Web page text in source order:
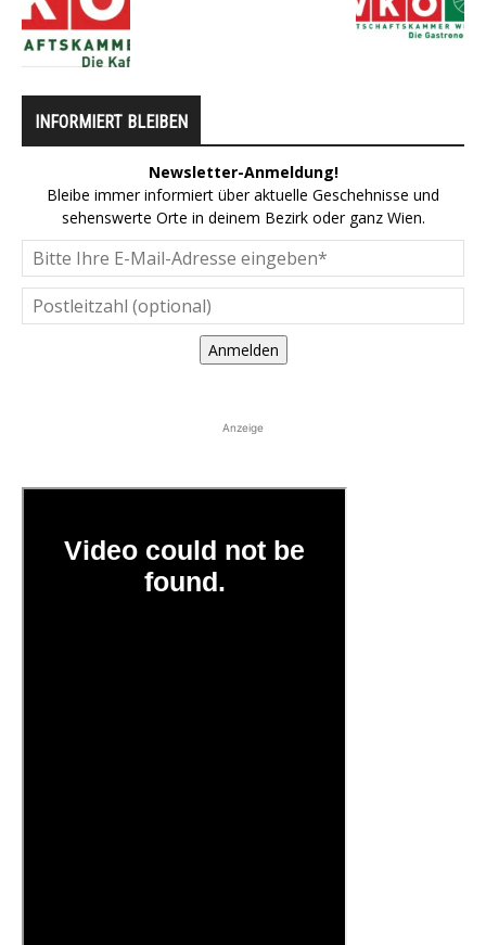
INFORMIERT BLEIBEN
Newsletter-Anmeldung!
Bleibe immer informiert über aktuelle Geschehnisse und
sehenswerte Orte in deinem Bezirk oder ganz Wien.
Anmelden
Anzeige